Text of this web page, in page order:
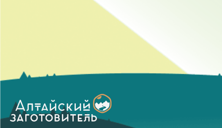
Большое спасибо за быструю доставку,
качественную упаковку, одноразовые пипетки.
Сервис на высшем уровне!Это первый заказ,
начну принимать, дополню по результатам. Бог
помощь всем.
Читать все отзывы